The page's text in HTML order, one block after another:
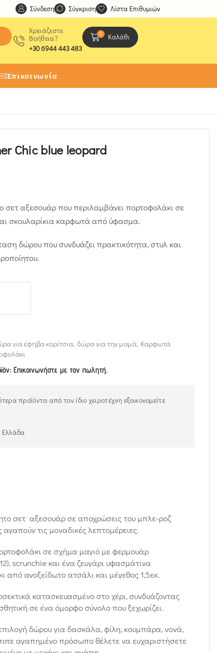
Ανακαλύψτε μοναδικές δημιουργίες από τους
Σύνδεση Σύγκριση Λίστα Επιθυμιών
Χρειάζεστε
Βοήθεια?
+30 6944 443 483
0 Καλάθι
Επικοινωνία
Chic blue leopard
σετ αξεσουάρ που περιλαμβάνει πορτοφολάκι σε
σκουλαρίκια καρφωτά από ύφασμα.
δώρου που συνδυάζει πρακτικότητα, στυλ και
για έφηβα κορίτσια, δώρα για την μαμά, Καρφωτά
Επικοινωνήστε με τον πωλητή.
προϊόντα από τον ίδιο χειροτέχνη εξοικονομείτε
Ελλάδα
σετ αξεσουάρ σε αποχρώσεις του μπλε-ροζ
τις μοναδικές λεπτομέρειες.
σε σχήμα μαγιό με φερμουάρ
scrunchie και ένα ζευγάρι υφασμάτινα
από ανοξείδωτο ατσάλι και μέγεθος 1,5εκ.
κατασκευασμένο στο χέρι, συνδυάζοντας
σε ένα όμορφο σύνολο που ξεχωρίζει.
δώρου για δασκάλα, φίλη, κουμπάρα, νονά,
αγαπημένο πρόσωπο θέλετε να ευχαριστήσετε